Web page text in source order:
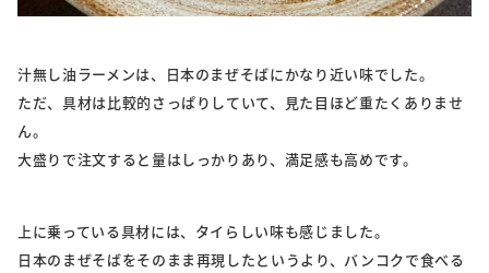
汁無し油ラーメンは、日本のまぜそばにかなり近い味でした。
ただ、具材は比較的さっぱりしていて、見た目ほど重たくありませ
ん。
大盛りで注文すると量はしっかりあり、満足感も高めです。
上に乗っている具材には、タイらしい味も感じました。
日本のまぜそばをそのまま再現したというより、バンコクで食べる